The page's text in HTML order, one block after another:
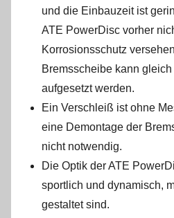
und die Einbauzeit ist
ATE PowerDisc vorher
Korrosionsschutz
Bremsscheibe kann
aufgesetzt werden.
Ein Verschleiß ist ohne
eine Demontage der
nicht notwendig.
Die Optik der ATE
sportlich und dynamisch,
gestaltet sind.